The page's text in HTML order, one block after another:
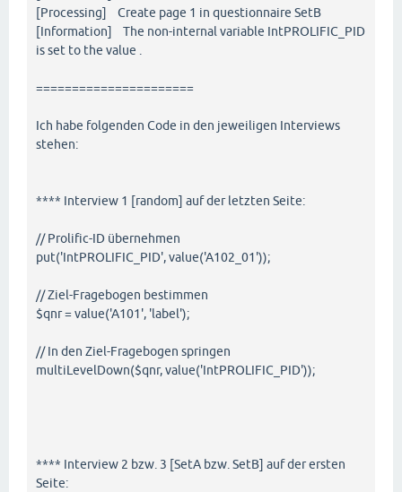
[Processing] Create page 1 in questionnaire SetB
[Information] The non-internal variable IntPROLIFIC_PID
is set to the value .
======================
Ich habe folgenden Code in den jeweiligen Interviews
stehen:
**** Interview 1 [random] auf der letzten Seite:
// Prolific-ID übernehmen
put('IntPROLIFIC_PID', value('A102_01'));
// Ziel-Fragebogen bestimmen
$qnr = value('A101', 'label');
// In den Ziel-Fragebogen springen
multiLevelDown($qnr, value('IntPROLIFIC_PID'));
**** Interview 2 bzw. 3 [SetA bzw. SetB] auf der ersten
Seite: